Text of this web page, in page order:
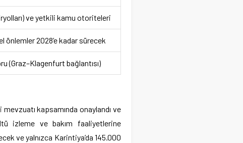
ve yetkili kamu otoriteleri
önlemler 2028’e kadar sürecek
(Graz–Klagenfurt bağlantısı)
kapsamında onaylandı ve
izleme ve bakım faaliyetlerine
ve yalnızca Karintiya’da 145.000